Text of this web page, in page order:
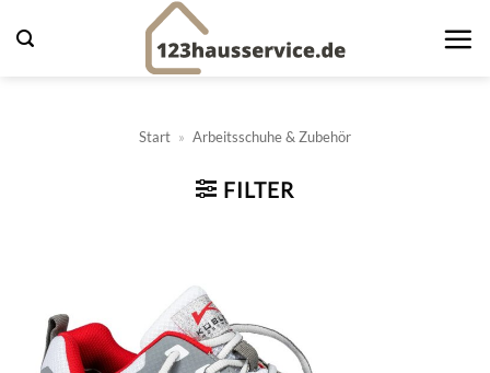
Inhalt
Start » Arbeitsschuhe & Zubehör
FILTER